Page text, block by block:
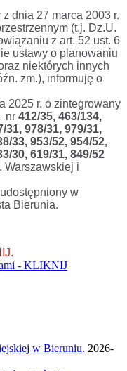
dnia 27 marca 2003 r.
(t.j. Dz.U.
z art. 52 ust. 6
ustawy o planowaniu
niektórych innych
zm.), informuję o
2025 r. o zintegrowany
nr 412/35, 463/134,
31, 978/31, 979/31,
33, 953/52, 954/52,
30, 619/31, 849/52
Warszawskiej i
w
Bierunia.
- KLIKNIJ
w Bieruniu. 2026-